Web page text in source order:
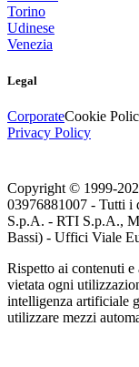
Torino
Udinese
Venezia
Legal
CorporateCookie
Privacy Policy
Copyright © 1999-
03976881007 - Tutti i
S.p.A. - RTI S.p.A.,
Bassi) - Uffici Viale
Rispetto ai contenuti
vietata ogni
intelligenza artificiale
utilizzare mezzi